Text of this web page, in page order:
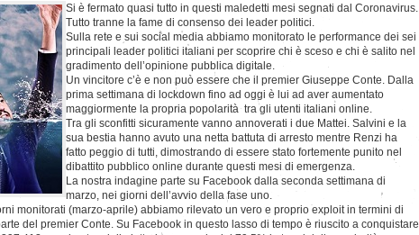
Si è fermato quasi tutto in questi maledetti mesi segnati dal Coronavirus.
Tutto tranne la fame di consenso dei leader politici.
Sulla rete e sui social media abbiamo monitorato le performance dei sei
principali leader politici italiani per scoprire chi è sceso e chi è salito nel
gradimento dell’opinione pubblica digitale.
Un vincitore c’è e non può essere che il premier Giuseppe Conte. Dalla
prima settimana di lockdown fino ad oggi è lui ad aver aumentato
maggiormente la propria popolarità tra gli utenti italiani online.
Tra gli sconfitti sicuramente vanno annoverati i due Mattei. Salvini e la
sua bestia hanno avuto una netta battuta di arresto mentre Renzi ha
fatto peggio di tutti, dimostrando di essere stato fortemente punito nel
dibattito pubblico online durante questi mesi di emergenza.
La nostra indagine parte su Facebook dalla seconda settimana di
marzo, nei giorni dell’avvio della fase uno.
monitorati (marzo-aprile) abbiamo rilevato un vero e proprio exploit in termini di
del premier Conte. Su Facebook in questo lasso di tempo è riuscito a conquistare